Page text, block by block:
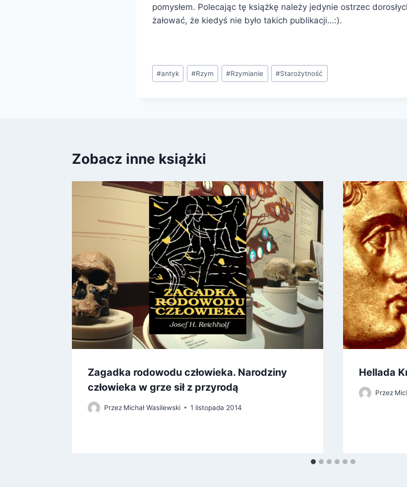
pomysłem. Polecając tę książkę należy jedynie ostrzec
żałować, że kiedyś nie było takich publikacji…:).
Tagi
wpisu:
#antyk #Rzym #Rzymianie #Starożytność
Zobacz inne książki
Zagadka rodowodu człowieka. Narodziny
człowieka w grze sił z przyrodą
Przez Michał Wasilewski 1 listopada 2014
Hellada
Przez